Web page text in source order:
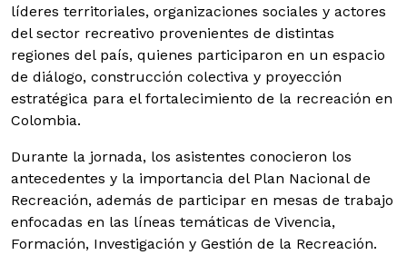
líderes territoriales, organizaciones sociales y actores
del sector recreativo provenientes de distintas
regiones del país, quienes participaron en un espacio
de diálogo, construcción colectiva y proyección
estratégica para el fortalecimiento de la recreación en
Colombia.
Durante la jornada, los asistentes conocieron los
antecedentes y la importancia del Plan Nacional de
Recreación, además de participar en mesas de trabajo
enfocadas en las líneas temáticas de Vivencia,
Formación, Investigación y Gestión de la Recreación.